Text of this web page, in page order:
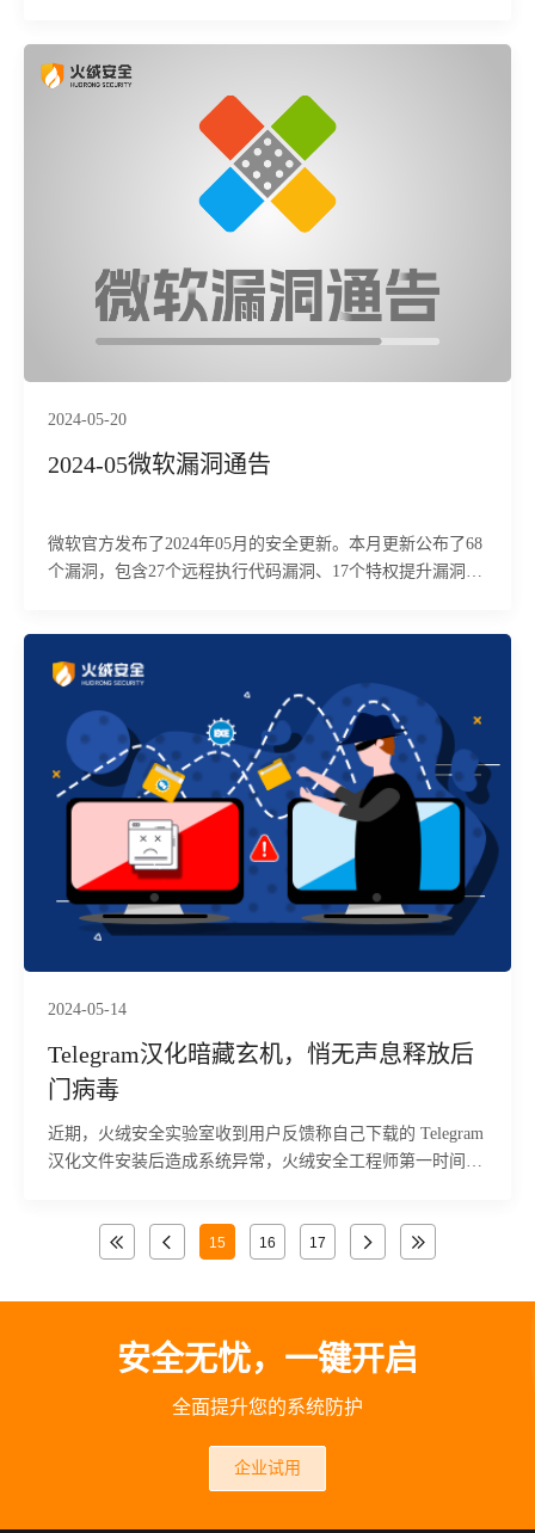
2024-05-20
2024-05微软漏洞通告
微软官方发布了2024年05月的安全更新。本月更新公布了68
个漏洞，包含27个远程执行代码漏洞、17个特权提升漏洞、
2024-05-14
Telegram汉化暗藏玄机，悄无声息释放后
门病毒
近期，火绒安全实验室收到用户反馈称自己下载的 Telegram
汉化文件安装后造成系统异常，火绒安全工程师第一时间为
15 16 17
安全无忧，一键开启
全面提升您的系统防护
企业试用